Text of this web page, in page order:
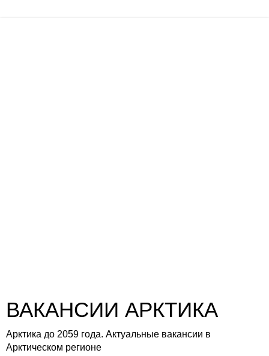
ВАКАНСИИ АРКТИКА
Арктика до 2059 года. Актуальные вакансии в
Арктическом регионе